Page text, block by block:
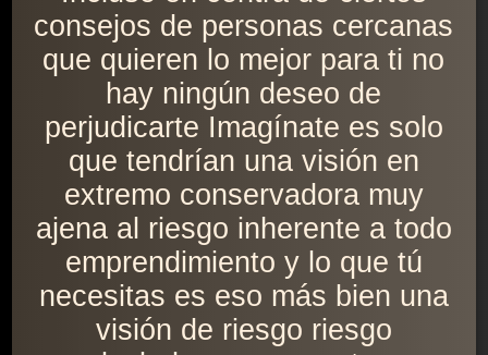
consejos de personas cercanas
que quieren lo mejor para ti no
hay ningún deseo de
perjudicarte Imagínate es solo
que tendrían una visión en
extremo conservadora muy
ajena al riesgo inherente a todo
emprendimiento y lo que tú
necesitas es eso más bien una
visión de riesgo riesgo